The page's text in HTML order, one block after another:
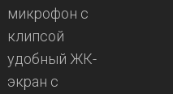
микрофон с
клипсой
удобный ЖК-
экран с